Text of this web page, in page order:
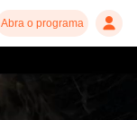
Abra o programa